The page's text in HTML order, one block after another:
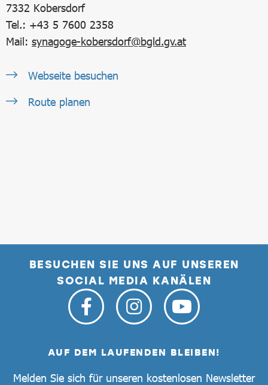
7332 Kobersdorf
Tel.: +43 5 7600 2358
Mail: synagoge-kobersdorf@bgld.gv.at
Webseite besuchen
Route planen
BESUCHEN SIE UNS AUF UNSEREN
SOCIAL MEDIA KANÄLEN
AUF DEM LAUFENDEN BLEIBEN!
Melden Sie sich für unseren kostenlosen Newsletter